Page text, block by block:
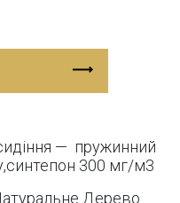
— пружинний
300 мг/м3
Дерево